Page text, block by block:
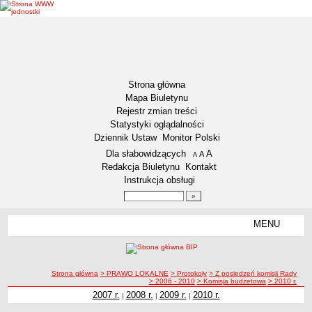
Strona główna
Mapa Biuletynu
Rejestr zmian treści
Statystyki oglądalności
Dziennik Ustaw
Monitor Polski
Menu dodatkowe
Dla słabowidzących A pomniejsz czcionkę
A standardowy rozmiar czcionki
A
Redakcja Biuletynu
Kontakt
Instrukcja obsługi
MENU
Status gminy
Lokalizacja
ścieżka nawigacji
Strona główna > PRAWO LOKALNE > Protokoły > Z posiedzeń komisji Rady
> 2006 - 2010 > Komisja budżetowa > 2010 r.
2007 r. | 2008 r. | 2009 r. | 2010 r.